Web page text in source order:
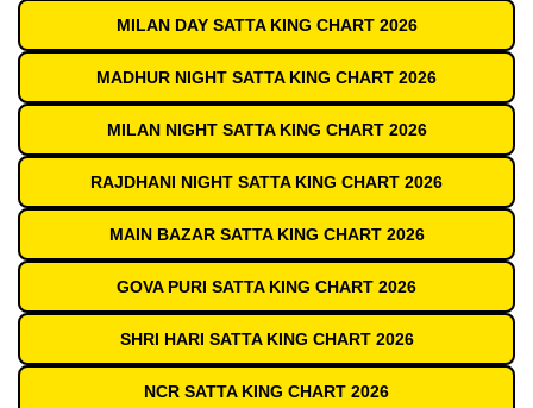
MILAN DAY SATTA KING CHART 2026
MADHUR NIGHT SATTA KING CHART 2026
MILAN NIGHT SATTA KING CHART 2026
RAJDHANI NIGHT SATTA KING CHART 2026
MAIN BAZAR SATTA KING CHART 2026
GOVA PURI SATTA KING CHART 2026
SHRI HARI SATTA KING CHART 2026
NCR SATTA KING CHART 2026